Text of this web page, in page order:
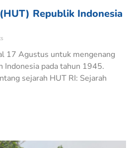
Republik Indonesia
17 Agustus untuk mengenang
Indonesia pada tahun 1945.
sejarah HUT RI: Sejarah